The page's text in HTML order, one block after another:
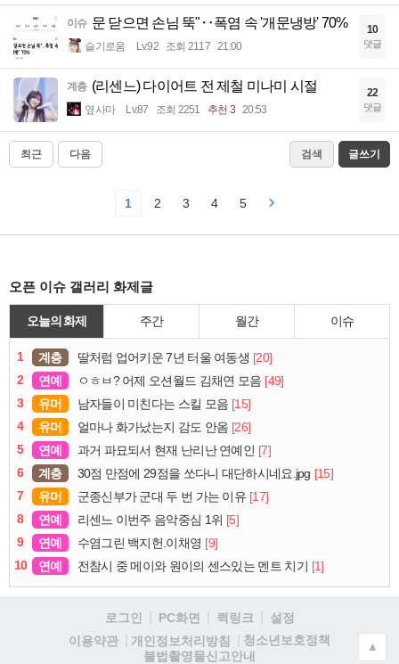
이슈 문 닫으면 손님 뚝"‥폭염 속 '개문냉방' 70%
슬기로움 Lv.92 조회 2117 21:00
10
댓글
계층 (리센느) 다이어트 전 제철 미나미 시절
옆사마 Lv.87 조회 2251 추천 3 20:53
22
댓글
최근 다음 검색 글쓰기
1 2 3 4 5
오픈 이슈 갤러리 화제글
오늘의 화제 주간 월간 이슈
1 계층 딸처럼 업어키운 7년 터울 여동생 [20]
2
연예 ㅇㅎㅂ? 어제 오션월드 김채연 모음 [49]
3
유머 남자들이 미친다는 스킬 모음 [15]
4
유머 얼마나 화가났는지 감도 안옴 [26]
5
연예 과거 파묘되서 현재 난리난 연예인 [7]
6
계층 30점 만점에 29점을 쏘다니 대단하시네요.jpg [15]
7
유머 군종신부가 군대 두 번 가는 이유 [17]
8
연예 리센느 이번주 음악중심 1위 [5]
9
연예 수염그린 백지헌.이채영 [9]
10
연예 전참시 중 메이와 원이의 센스있는 멘트 치기 [1]
로그인 PC화면 퀵링크
설정
이용약관
개인정보처리방침
청소년보호정책
불법촬영물신고안내
▲